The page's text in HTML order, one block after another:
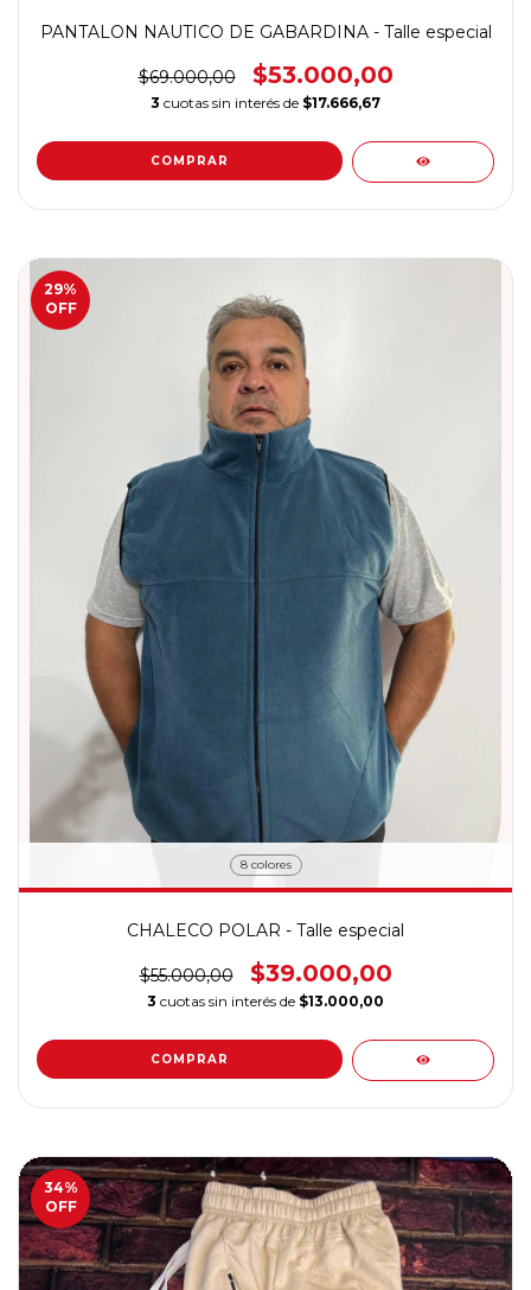
PANTALON NAUTICO DE GABARDINA - Talle especial
$69.000,00 $53.000,00
3 cuotas sin interés de $17.666,67
COMPRAR
29%
OFF
8 colores
CHALECO POLAR - Talle especial
$55.000,00 $39.000,00
3 cuotas sin interés de $13.000,00
COMPRAR
34%
OFF